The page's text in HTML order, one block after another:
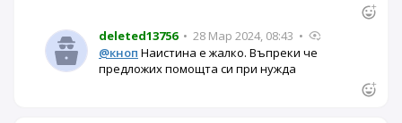
deleted13756 • 28 Мар 2024, 08:43 •
@кноп Наистина е жалко. Въпреки че
предложих помощта си при нужда